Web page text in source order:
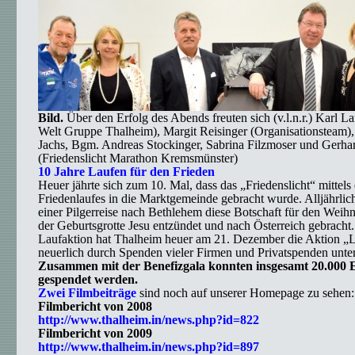
Bild. Über den Erfolg des Abends freuten sich (v.l.n.r.) Karl
Welt Gruppe Thalheim), Margit Reisinger
Jachs, Bgm. Andreas Stockinger, Sabrina Filzmoser und
(Friedenslicht Marathon Kremsmünster)
10 Jahre Laufen für den Frieden
Heuer jährte sich zum 10. Mal, dass das „Friedenslicht“ mittels
Friedenlaufes in die Marktgemeinde gebracht wurde.
einer Pilgerreise nach Bethlehem diese Botschaft für den
der Geburtsgrotte Jesu entzündet und nach Österreich
Laufaktion hat Thalheim heuer am 21. Dezember die Aktion
neuerlich durch Spenden vieler Firmen und Privatspenden
Zusammen mit der Benefizgala konnten insgesamt 20.000
gespendet werden.
Zwei Filmbeiträge sind noch auf unserer Homepage zu sehen:
Filmbericht von 2008
http://www.thalheim.in/news.php?id=822
Filmbericht von 2009
http://www.thalheim.in/news.php?id=897